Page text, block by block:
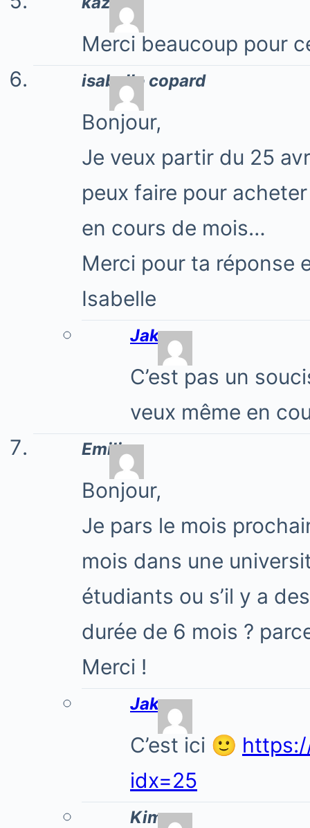
Merci beaucoup pour
isabelle copard
Bonjour,
Je veux partir du 25
peux faire pour
en cours de mois…
Merci pour ta réponse
Isabelle
Jake
C’est pas un
veux même en
Emilie
Bonjour,
Je pars le mois
mois dans une
étudiants ou s’il y a
durée de 6 mois ?
Merci !
Jake
C’est ici 🙂
idx=25
Kim